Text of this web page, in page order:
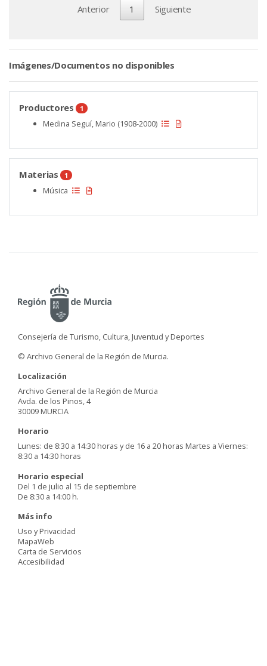
Anterior 1 Siguiente
Imágenes/Documentos no disponibles
Productores 1
Medina Seguí, Mario (1908-2000)
Materias 1
Música
Consejería de Turismo, Cultura, Juventud y Deportes
© Archivo General de la Región de Murcia.
Localización
Archivo General de la Región de Murcia
Avda. de los Pinos, 4
30009 MURCIA
Horario
Lunes: de 8:30 a 14:30 horas y de 16 a 20 horas Martes a Viernes:
8:30 a 14:30 horas
Horario especial
Del 1 de julio al 15 de septiembre
De 8:30 a 14:00 h.
Más info
Uso y Privacidad
MapaWeb
Carta de Servicios
Accesibilidad